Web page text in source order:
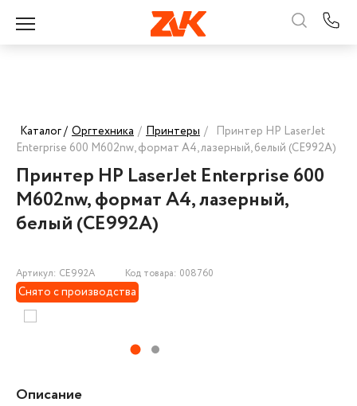
Каталог / Оргтехника / Принтеры / Принтер HP LaserJet
Enterprise 600 M602nw, формат А4, лазерный, белый (CE992A)
Принтер HP LaserJet Enterprise 600
M602nw, формат А4, лазерный,
белый (CE992A)
Артикул: CE992A Код товара: 008760
Снято с производства
Описание